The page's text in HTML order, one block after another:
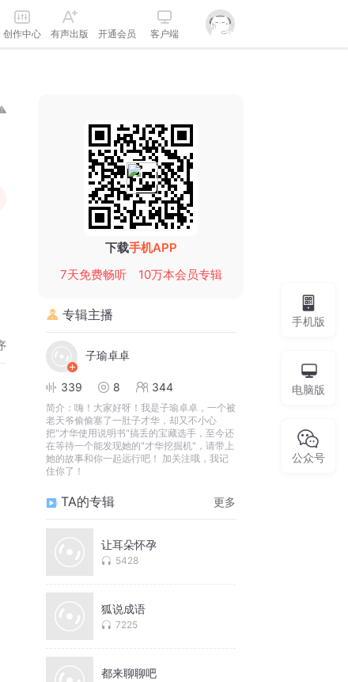
创作中心 有声出版 开通会员 客户端
下载手机APP
7天免费畅听
10万本会员专辑
专辑主播
子瑜卓卓
339 8 344
简介： 嗨！大家好呀！我是子瑜卓卓，一个被
老天爷偷偷塞了一肚子才华，却又不小心
把"才华使用说明书"搞丢的宝藏选手，至今还
在等待一个能发现她的"才华挖掘机"，请带上
她的故事和你一起远行吧！ 加关注哦，我记
住你了！
TA的专辑 更多
让耳朵怀孕
5428
狐说成语
7225
都来聊聊吧
手机版
电脑版
公众号